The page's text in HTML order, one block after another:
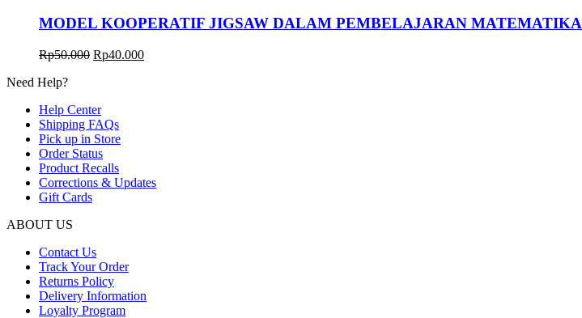
MODEL KOOPERATIF JIGSAW DALAM PEMBELAJARAN MATEMATIKA
Rp50.000 Harga
Rp40.000Harga
Need Help?
Help Center
Shipping FAQs
Pick up in Store
Order Status
Product Recalls
Corrections & Updates
Gift Cards
ABOUT US
Contact Us
Track Your Order
Returns Policy
Delivery Information
Loyalty Program